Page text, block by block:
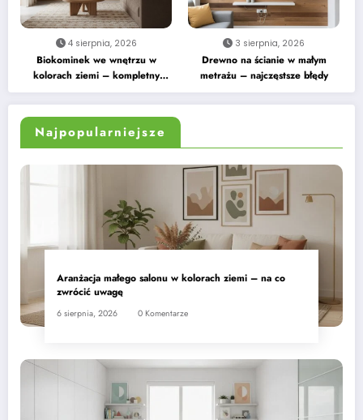
4 sierpnia, 2026
Biokominek we wnętrzu w
kolorach ziemi – kompletny
przewodnik
3 sierpnia, 2026
Drewno na ścianie w małym
metrażu – najczęstsze błędy
Najpopularniejsze
Aranżacja małego salonu w kolorach ziemi – na co
zwrócić uwagę
6 sierpnia, 2026 0 Komentarze